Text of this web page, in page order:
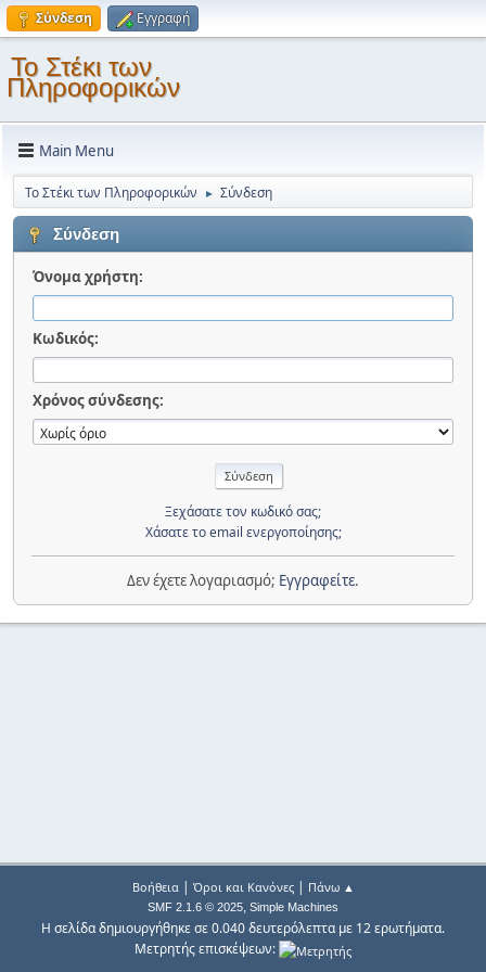
Σύνδεση Εγγραφή
Το Στέκι των
Πληροφορικών
Main Menu
Το Στέκι των Πληροφορικών ► Σύνδεση
Σύνδεση
Όνομα χρήστη:
Κωδικός:
Χρόνος σύνδεσης:
Ξεχάσατε τον κωδικό σας;
Χάσατε το email ενεργοποίησης;
Δεν έχετε λογαριασμό; Εγγραφείτε.
Βοήθεια| Όροι και Κανόνες| Πάνω ▲
SMF 2.1.6 © 2025, Simple Machines
Η σελίδα δημιουργήθηκε σε 0.040 δευτερόλεπτα με 12 ερωτήματα.
Μετρητής επισκέψεων: